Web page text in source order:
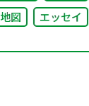
地図
エッセイ